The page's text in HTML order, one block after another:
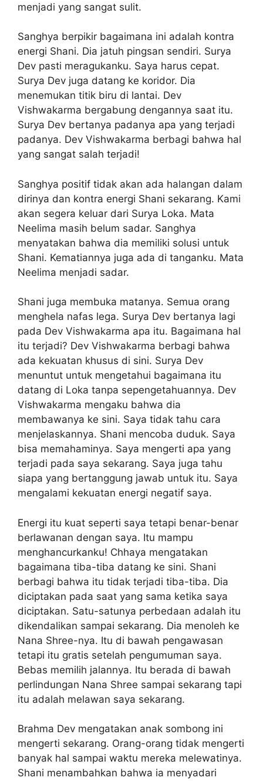
menjadi yang sangat sulit.
Sanghya berpikir bagaimana ini adalah kontra
energi Shani. Dia jatuh pingsan sendiri. Surya
Dev pasti meragukanku. Saya harus cepat.
Surya Dev juga datang ke koridor. Dia
menemukan titik biru di lantai. Dev
Vishwakarma bergabung dengannya saat itu.
Surya Dev bertanya padanya apa yang terjadi
padanya. Dev Vishwakarma berbagi bahwa hal
yang sangat salah terjadi!
Sanghya positif tidak akan ada halangan dalam
dirinya dan kontra energi Shani sekarang. Kami
akan segera keluar dari Surya Loka. Mata
Neelima masih belum sadar. Sanghya
menyatakan bahwa dia memiliki solusi untuk
Shani. Kematiannya juga ada di tanganku. Mata
Neelima menjadi sadar.
Shani juga membuka matanya. Semua orang
menghela nafas lega. Surya Dev bertanya lagi
pada Dev Vishwakarma apa itu. Bagaimana hal
itu terjadi? Dev Vishwakarma berbagi bahwa
ada kekuatan khusus di sini. Surya Dev
menuntut untuk mengetahui bagaimana itu
datang di Loka tanpa sepengetahuannya. Dev
Vishwakarma mengaku bahwa dia
membawanya ke sini. Saya tidak tahu cara
menjelaskannya. Shani mencoba duduk. Saya
bisa memahaminya. Saya mengerti apa yang
terjadi pada saya sekarang. Saya juga tahu
siapa yang bertanggung jawab untuk itu. Saya
mengalami kekuatan energi negatif saya.
Energi itu kuat seperti saya tetapi benar-benar
berlawanan dengan saya. Itu mampu
menghancurkanku! Chhaya mengatakan
bagaimana tiba-tiba datang ke sini. Shani
berbagi bahwa itu tidak terjadi tiba-tiba. Dia
diciptakan pada saat yang sama ketika saya
diciptakan. Satu-satunya perbedaan adalah itu
dikendalikan sampai sekarang. Dia menoleh ke
Nana Shree-nya. Itu di bawah pengawasan
tetapi itu gratis setelah pengumuman saya.
Bebas memilih jalannya. Itu berada di bawah
perlindungan Nana Shree sampai sekarang tapi
itu adalah melawan saya sekarang.
Brahma Dev mengatakan anak sombong ini
mengerti sekarang. Orang-orang tidak mengerti
banyak hal sampai waktu mereka melewatinya.
Shani menambahkan bahwa ia menyadari